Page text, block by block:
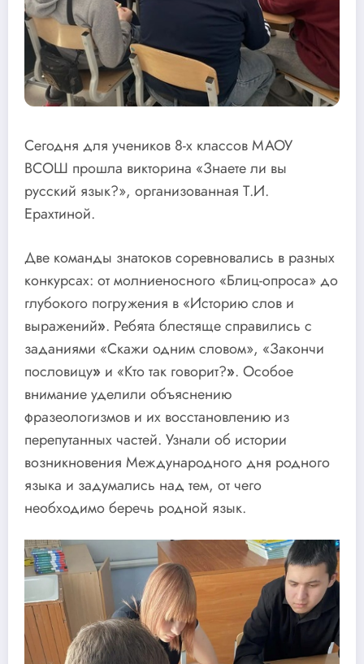
Сегодня для учеников 8-х классов МАОУ
ВСОШ прошла викторина «Знаете ли вы
русский язык?», организованная Т.И.
Ерахтиной.
Две команды знатоков соревновались в разных
конкурсах: от молниеносного «Блиц-опроса» до
глубокого погружения в «Историю слов и
выражений». Ребята блестяще справились с
заданиями «Скажи одним словом», «Закончи
пословицу» и «Кто так говорит?». Особое
внимание уделили объяснению
фразеологизмов и их восстановлению из
перепутанных частей. Узнали об истории
возникновения Международного дня родного
языка и задумались над тем, от чего
необходимо беречь родной язык.